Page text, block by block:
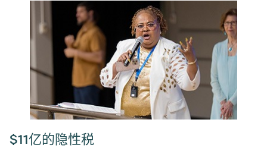
$11亿的隐性税